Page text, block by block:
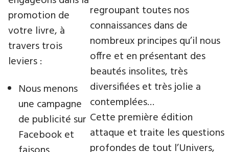
regroupant toutes nos
connaissances dans de
nombreux principes qu’il nous
offre et en présentant des
beautés insolites, très
diversifiées et très jolie a
contemplées…
Cette première édition
attaque et traite les questions
profondes de tout l’Univers,
promotion de
votre livre​, à
travers trois
leviers :
Nous menons
une campagne
de publicité sur
Facebook et